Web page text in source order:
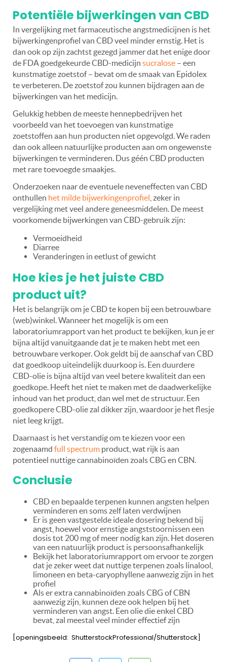
Potentiële bijwerkingen van CBD
In vergelijking met farmaceutische angstmedicijnen is het
bijwerkingenprofiel van CBD veel minder ernstig. Het is
dan ook op zijn zachtst gezegd jammer dat het enige door
de FDA goedgekeurde CBD-medicijn sucralose – een
kunstmatige zoetstof – bevat om de smaak van Epidolex
te verbeteren. De zoetstof zou kunnen bijdragen aan de
bijwerkingen van het medicijn.
Gelukkig hebben de meeste hennepbedrijven het
voorbeeld van het toevoegen van kunstmatige
zoetstoffen aan hun producten niet opgevolgd. We raden
dan ook alleen natuurlijke producten aan om ongewenste
bijwerkingen te verminderen. Dus géén CBD producten
met rare toevoegde smaakjes.
Onderzoeken naar de eventuele neveneffecten van CBD
onthullen het milde bijwerkingenprofiel , zeker in
vergelijking met veel andere geneesmiddelen. De meest
voorkomende bijwerkingen van CBD-gebruik zijn:
Vermoeidheid
Diarree
Veranderingen in eetlust of gewicht
Hoe kies je het juiste CBD
product uit?
Het is belangrijk om je CBD te kopen bij een betrouwbare
(web)winkel. Wanneer het mogelijk is om een
laboratoriumrapport van het product te bekijken, kun je er
bijna altijd vanuitgaande dat je te maken hebt met een
betrouwbare verkoper. Ook geldt bij de aanschaf van CBD
dat goedkoop uiteindelijk duurkoop is. Een duurdere
CBD-olie is bijna altijd van veel betere kwaliteit dan een
goedkope. Heeft het niet te maken met de daadwerkelijke
inhoud van het product, dan wel met de structuur. Een
goedkopere CBD-olie zal dikker zijn, waardoor je het flesje
niet leeg krijgt.
Daarnaast is het verstandig om te kiezen voor een
zogenaamd full spectrum product, wat rijk is aan
potentieel nuttige cannabinoïden zoals CBG en CBN.
Conclusie
CBD en bepaalde terpenen kunnen angsten helpen
verminderen en soms zelf laten verdwijnen
Er is geen vastgestelde ideale dosering bekend bij
angst, hoewel voor ernstige angststoornissen een
dosis tot 200 mg of meer nodig kan zijn. Het doseren
van een natuurlijk product is persoonsafhankelijk
Bekijk het laboratoriumrapport om ervoor te zorgen
dat je zeker weet dat nuttige terpenen zoals linalool,
limoneen en beta-caryophyllene aanwezig zijn in het
profiel
Als er extra cannabinoïden zoals CBG of CBN
aanwezig zijn, kunnen deze ook helpen bij het
verminderen van angst. Een olie die enkel CBD
bevat, zal meestal veel minder effectief zijn
[openingsbeeld: ShutterstockProfessional/Shutterstock]